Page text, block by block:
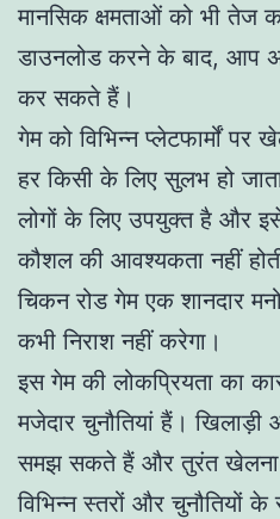
मानसिक क्षमताओं को भी तेज
डाउनलोड करने के बाद, आप
कर सकते हैं।
गेम को विभिन्न प्लेटफार्मों
हर किसी के लिए सुलभ हो
लोगों के लिए उपयुक्त है और
कौशल की आवश्यकता नहीं
चिकन रोड गेम एक शानदार
कभी निराश नहीं करेगा।
इस गेम की लोकप्रियता का
मजेदार चुनौतियां हैं।
समझ सकते हैं और तुरंत
विभिन्न स्तरों और चुनौतियों